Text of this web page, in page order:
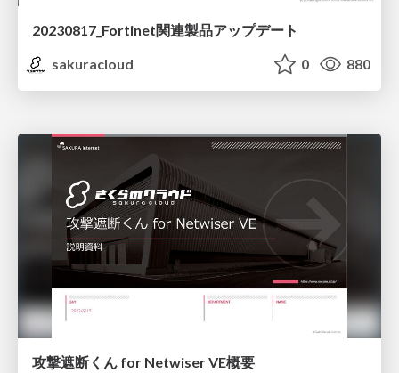
20230817_Fortinet関連製品アップデート
sakuracloud
0 880
攻撃遮断くん for Netwiser VE概要